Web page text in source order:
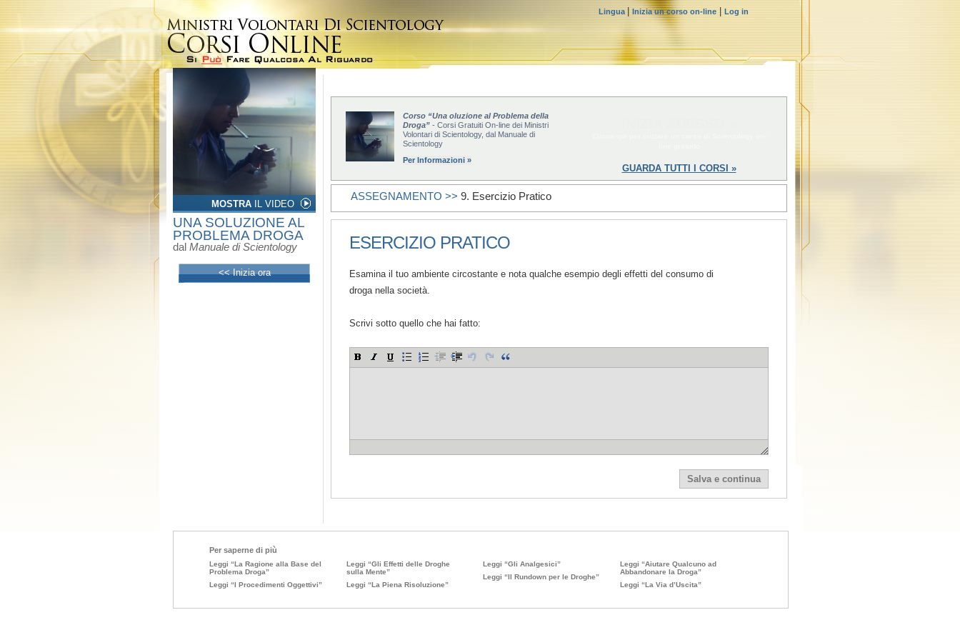
Lingua Inizia un corso on-line Log in
MOSTRA IL VIDEO
UNA SOLUZIONE AL
PROBLEMA DROGA
dal Manuale di Scientology
<< Inizia ora
Corso “Una oluzione al Problema della
Droga” - Corsi Gratuiti On-line dei Ministri
Volontari di Scientology, dal Manuale di
Scientology
Per Informazioni »
GUARDA TUTTI I CORSI »
ASSEGNAMENTO >> 9. Esercizio Pratico
ESERCIZIO PRATICO
Esamina il tuo ambiente circostante e nota qualche esempio degli effetti del consumo di
droga nella società.
Scrivi sotto quello che hai fatto:
Per saperne di più
Leggi “La Ragione alla Base del
Problema Droga”
Leggi “I Procedimenti Oggettivi”
Leggi “Gli Effetti delle Droghe
sulla Mente”
Leggi “La Piena Risoluzione”
Leggi “Gli Analgesici”
Leggi “Il Rundown per le Droghe”
Leggi “Aiutare Qualcuno ad
Abbandonare la Droga”
Leggi “La Via d’Uscita”